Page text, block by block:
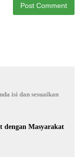
isi dan sesuaikan
dengan Masyarakat